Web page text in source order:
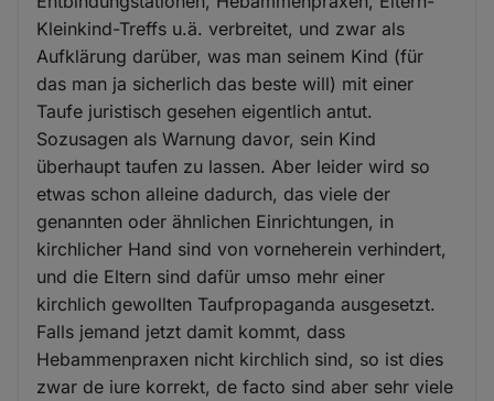
Kleinkind-Treffs u.ä. verbreitet, und zwar als
Aufklärung darüber, was man seinem Kind (für
das man ja sicherlich das beste will) mit einer
Taufe juristisch gesehen eigentlich antut.
Sozusagen als Warnung davor, sein Kind
überhaupt taufen zu lassen. Aber leider wird so
etwas schon alleine dadurch, das viele der
genannten oder ähnlichen Einrichtungen, in
kirchlicher Hand sind von vorneherein verhindert,
und die Eltern sind dafür umso mehr einer
kirchlich gewollten Taufpropaganda ausgesetzt.
Falls jemand jetzt damit kommt, dass
Hebammenpraxen nicht kirchlich sind, so ist dies
zwar de iure korrekt, de facto sind aber sehr viele